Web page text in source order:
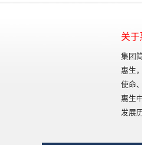
关
集团
惠生
使命
惠生
发展